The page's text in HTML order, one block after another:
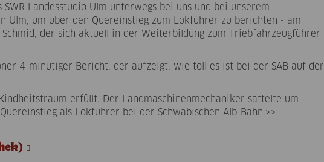
Landesstudio Ulm unterwegs bei uns und bei unserem
Ulm, um über den Quereinstieg zum Lokführer zu berichten - am
Schmid, der sich aktuell in der Weiterbildung zum Triebfahrzeugführer
4-minütiger Bericht, der aufzeigt, wie toll es ist bei der SAB auf der
erfüllt. Der Landmaschinenmechaniker sattelte um –
als Lokführer bei der Schwäbischen Alb-Bahn.>>